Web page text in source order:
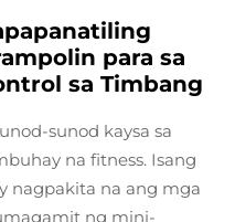
para sa
sa Timbang
sunod kaysa sa
na fitness. Isang
nagpakita na ang mga
ng mini-